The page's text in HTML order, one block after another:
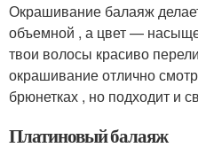
Окрашивание балаяж
объемной , а цвет —
твои волосы красиво
окрашивание отлично
брюнетках , но подходит и
Платиновый балаяж